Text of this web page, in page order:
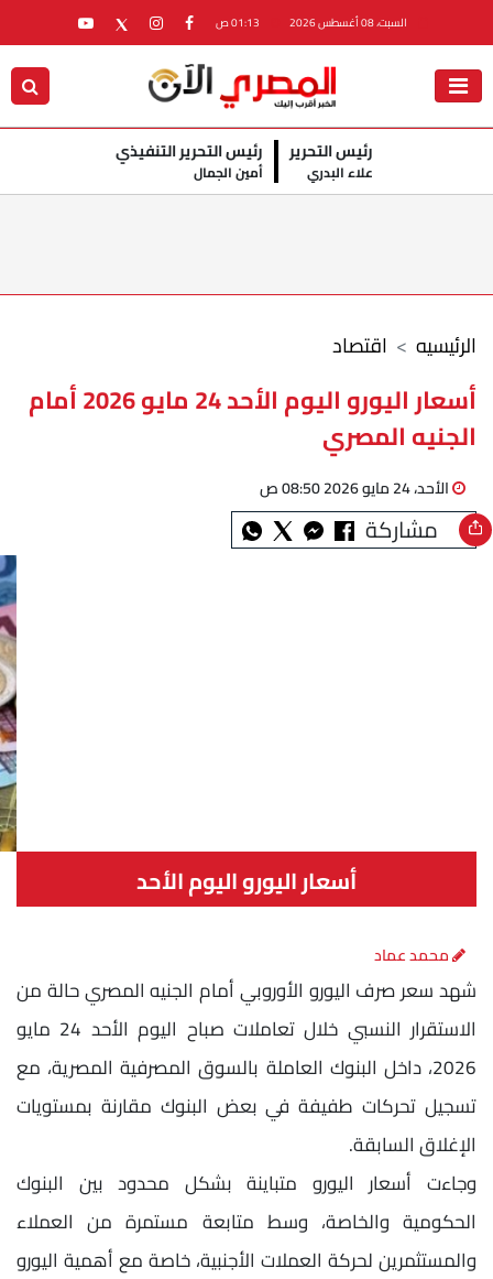
السبت، 08 أغسطس 2026
رئيس التحرير
علاء البدري
رئيس التحرير التنفيذي
أمين الجمال
اقتصاد الرئيسيه
أسعار اليورو اليوم الأحد 24 مايو 2026 أمام
الجنيه المصري
الأحد، 24 مايو 2026 08:50 ص
مشاركة
أسعار اليورو اليوم الأحد
محمد عماد
شهد سعر صرف اليورو الأوروبي أمام الجنيه المصري حالة من
الاستقرار النسبي خلال تعاملات صباح اليوم الأحد 24 مايو
2026، داخل البنوك العاملة بالسوق المصرفية المصرية، مع
تسجيل تحركات طفيفة في بعض البنوك مقارنة بمستويات
الإغلاق السابقة.
وجاءت أسعار اليورو متباينة بشكل محدود بين البنوك
الحكومية والخاصة، وسط متابعة مستمرة من العملاء
والمستثمرين لحركة العملات الأجنبية، خاصة مع أهمية اليورو